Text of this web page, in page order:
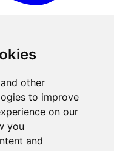
other
to improve
on our
you
and